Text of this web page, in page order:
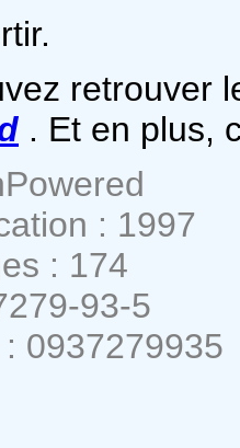
retrouver
. Et en plus,
: 1997
: 174
93-5
0937279935